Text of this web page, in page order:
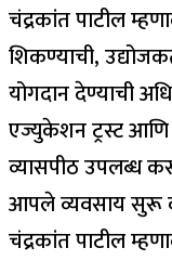
चंद्रकांत पाटील
शिकण्याची,
योगदान देण्याची
एज्युकेशन ट्रस्ट आणि
व्यासपीठ उपलब्ध
आपले व्यवसाय सुरू
चंद्रकांत पाटील